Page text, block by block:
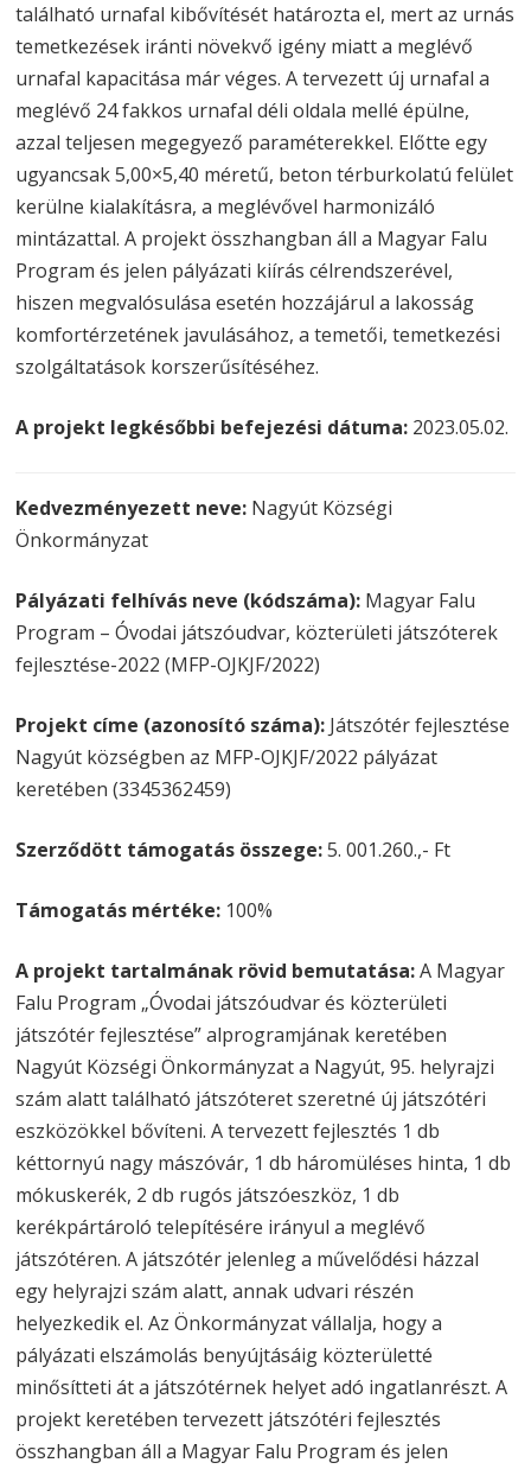
található urnafal kibővítését határozta el, mert az urnás
temetkezések iránti növekvő igény miatt a meglévő
urnafal kapacitása már véges. A tervezett új urnafal a
meglévő 24 fakkos urnafal déli oldala mellé épülne,
azzal teljesen megegyező paraméterekkel. Előtte egy
ugyancsak 5,00×5,40 méretű, beton térburkolatú felület
kerülne kialakításra, a meglévővel harmonizáló
mintázattal. A projekt összhangban áll a Magyar Falu
Program és jelen pályázati kiírás célrendszerével,
hiszen megvalósulása esetén hozzájárul a lakosság
komfortérzetének javulásához, a temetői, temetkezési
szolgáltatások korszerűsítéséhez.
A projekt legkésőbbi befejezési dátuma: 2023.05.02.
Kedvezményezett neve: Nagyút Községi
Önkormányzat
Pályázati felhívás neve (kódszáma): Magyar Falu
Program – Óvodai játszóudvar, közterületi játszóterek
fejlesztése-2022 (MFP-OJKJF/2022)
Projekt címe (azonosító száma): Játszótér fejlesztése
Nagyút községben az MFP-OJKJF/2022 pályázat
keretében (3345362459)
Szerződött támogatás összege:5. 001.260.,- Ft
Támogatás mértéke: 100%
A projekt tartalmának rövid bemutatása:A Magyar
Falu Program „Óvodai játszóudvar és közterületi
játszótér fejlesztése” alprogramjának keretében
Nagyút Községi Önkormányzat a Nagyút, 95. helyrajzi
szám alatt található játszóteret szeretné új játszótéri
eszközökkel bővíteni. A tervezett fejlesztés 1 db
kéttornyú nagy mászóvár, 1 db háromüléses hinta, 1 db
mókuskerék, 2 db rugós játszóeszköz, 1 db
kerékpártároló telepítésére irányul a meglévő
játszótéren. A játszótér jelenleg a művelődési házzal
egy helyrajzi szám alatt, annak udvari részén
helyezkedik el. Az Önkormányzat vállalja, hogy a
pályázati elszámolás benyújtásáig közterületté
minősítteti át a játszótérnek helyet adó ingatlanrészt. A
projekt keretében tervezett játszótéri fejlesztés
összhangban áll a Magyar Falu Program és jelen